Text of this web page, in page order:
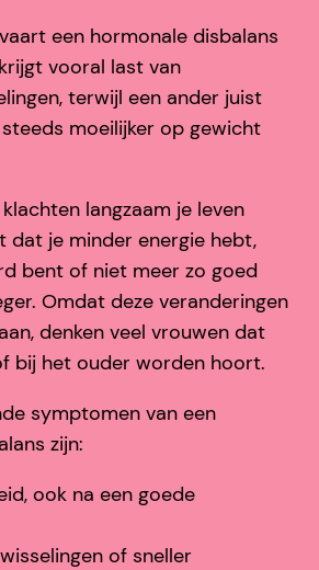
een hormonale disbalans
vooral last van
terwijl een ander juist
moeilijker op gewicht
langzaam je leven
dat je minder energie hebt,
bent of niet meer zo goed
Omdat deze veranderingen
denken veel vrouwen dat
bij het ouder worden hoort.
symptomen van een
zijn:
ook na een goede
of sneller